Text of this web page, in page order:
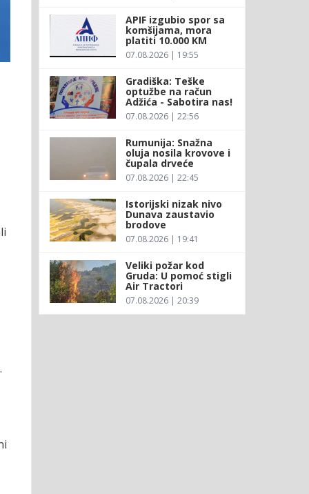
APIF izgubio spor sa
komšijama, mora
platiti 10.000 KM
07.08.2026 | 19:55
Gradiška: Teške
optužbe na račun
Adžića - Sabotira nas!
07.08.2026 | 22:56
Rumunija: Snažna
oluja nosila krovove i
čupala drveće
07.08.2026 | 22:45
Istorijski nizak nivo
Dunava zaustavio
brodove
07.08.2026 | 19:41
Veliki požar kod
Gruda: U pomoć stigli
Air Tractori
07.08.2026 | 20:39